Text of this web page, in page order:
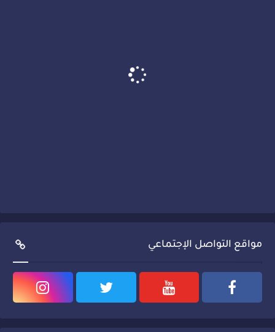
مواقع التواصل الإجتماعي